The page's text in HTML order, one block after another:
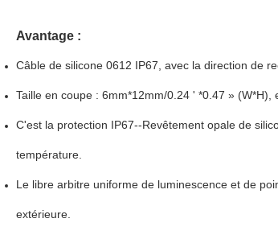
Avantage :
Câble de silicone 0612 IP67, avec la direction de
Taille en coupe : 6mm*12mm/0.24 ' *0.47 »
C'est la protection IP67--Revêtement opale de
température.
Le libre arbitre uniforme de luminescence et de
extérieure.